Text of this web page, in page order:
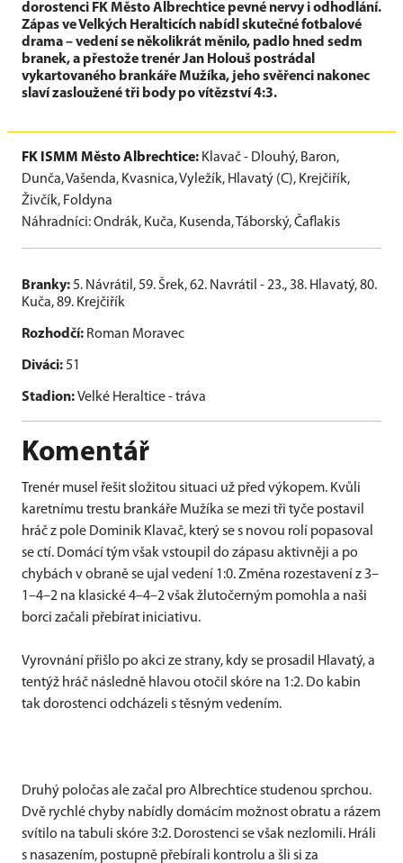
dorostenci FK Město Albrechtice pevné nervy i odhodlání.
Zápas ve Velkých Heralticích nabídl skutečné fotbalové
drama – vedení se několikrát měnilo, padlo hned sedm
branek, a přestože trenér Jan Holouš postrádal
vykartovaného brankáře Mužíka, jeho svěřenci nakonec
slaví zasloužené tři body po vítězství 4:3.
FK ISMM Město Albrechtice: Klavač - Dlouhý, Baron,
Dunča, Vašenda, Kvasnica, Vyležík, Hlavatý (C), Krejčiřík,
Živčík, Foldyna
Náhradníci: Ondrák, Kuča, Kusenda, Táborský, Čaflakis
Branky:5. Návrátil, 59. Šrek, 62. Navrátil - 23., 38. Hlavatý, 80.
Kuča, 89. Krejčiřík
Rozhodčí: Roman Moravec
Diváci:51
Stadion:Velké Heraltice - tráva
Komentář
Trenér musel řešit složitou situaci už před výkopem. Kvůli
karetnímu trestu brankáře Mužíka se mezi tři tyče postavil
hráč z pole Dominik Klavač, který se s novou rolí popasoval
se ctí. Domácí tým však vstoupil do zápasu aktivněji a po
chybách v obraně se ujal vedení 1:0. Změna rozestavení z 3–
1–4–2 na klasické 4–4–2 však žlutočerným pomohla a naši
borci začali přebírat iniciativu.
Vyrovnání přišlo po akci ze strany, kdy se prosadil Hlavatý, a
tentýž hráč následně hlavou otočil skóre na 1:2. Do kabin
tak dorostenci odcházeli s těsným vedením.
Druhý poločas ale začal pro Albrechtice studenou sprchou.
Dvě rychlé chyby nabídly domácím možnost obratu a rázem
svítilo na tabuli skóre 3:2. Dorostenci se však nezlomili. Hráli
s nasazením, postupně přebírali kontrolu a šli si za